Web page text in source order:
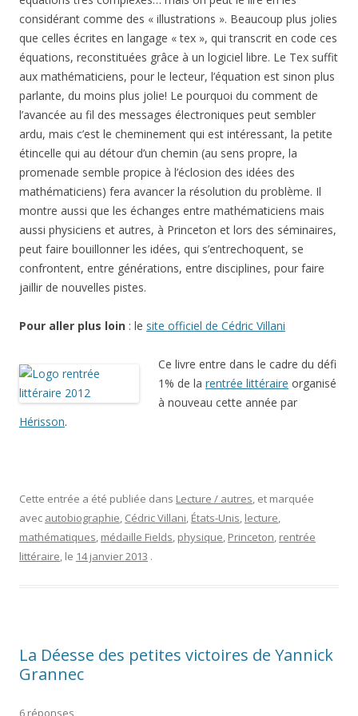
considérant comme des « illustrations ». Beaucoup plus jolies
que celles écrites en langage « tex », qui transcrit en code ces
équations, reconstituées grâce à un logiciel libre. Le Tex suffit
aux mathématiciens, pour le lecteur, l’équation est sinon plus
parlante, du moins plus jolie! Le pourquoi du comment de
l’avancée au fil des messages électroniques peut sembler
ardu, mais c’est le cheminement qui est intéressant, la petite
étincelle qui au détour d’un chemin (au sens propre, la
promenade semble propice à l’éclosion des idées des
mathématiciens) fera avancer la résolution du problème. Il
montre aussi que les échanges entre mathématiciens mais
aussi physiciens et autres, à Princeton et lors des séminaires,
peut faire bouillonner les idées, qui s’entrechoquent, se
confrontent, entre générations, entre disciplines, pour faire
jaillir de nouvelles pistes.
Pour aller plus loin : le site officiel de Cédric Villani
Ce livre entre dans le cadre du défi
1% de la rentrée littéraire organisé
à nouveau cette année par
Hérisson.
Cette entrée a été publiée dans Lecture / autres, et marquée
avec autobiographie, Cédric Villani, États-Unis, lecture,
mathématiques, médaille Fields, physique, Princeton, rentrée
littéraire, le 14 janvier 2013 .
La Déesse des petites victoires de Yannick
Grannec
6 réponses